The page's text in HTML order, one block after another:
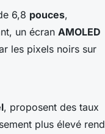
6,8 pouces,
un écran AMOLED
les pixels noirs sur
, proposent des taux
plus élevé rend